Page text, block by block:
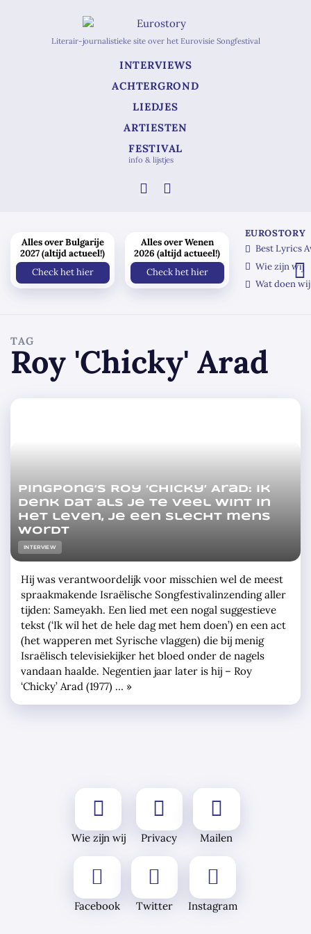
Literair-journalistieke site over het Eurovisie Songfestival
INTERVIEWS
ACHTERGROND
LIEDJES
ARTIESTEN
FESTIVAL
info & lijstjes
TAG
Roy 'Chicky' Arad
PingPong’s Roy ‘Chicky’ Arad: Ik
denk dat als je te veel wint in
het leven, je een slecht mens
wordt
INTERVIEW
Hij was verantwoordelijk voor misschien wel de meest
spraakmakende Israëlische Songfestivalinzending aller
tijden: Sameyakh. Een lied met een nogal suggestieve
tekst (‘Ik wil het de hele dag met hem doen’) en een act
(het wapperen met Syrische vlaggen) die bij menig
Israëlisch televisiekijker het bloed onder de nagels
vandaan haalde. Negentien jaar later is hij – Roy
‘Chicky’ Arad (1977) … »
Alles over Bulgarije
2027 (altijd actueel!)
Check het hier
Alles over Wenen
2026 (altijd actueel!)
Check het hier
EUROSTORY
Best Lyrics
Wie zijn wij
Wat doen wij
Wie zijn wij Privacy Mailen
Facebook Twitter Instagram